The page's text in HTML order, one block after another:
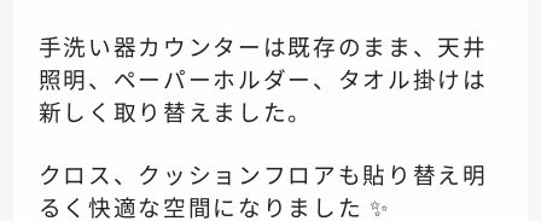
手洗い器カウンターは既存のまま、 天井
照明、ペーパーホルダー、 タオル掛けは
新しく取り替えました。
クロス、クッションフロアも貼り替え 明
るく快適な空間になりました ✨